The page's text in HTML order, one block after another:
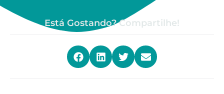
Está Gostando? Compartilhe!